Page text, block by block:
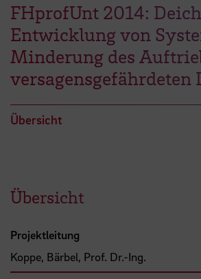
FHprofUnt 2014:
Entwicklung von
Minderung des
versagensgefährdeten
Übersicht
Übersicht
Projektleitung
Koppe, Bärbel, Prof. Dr.-Ing.